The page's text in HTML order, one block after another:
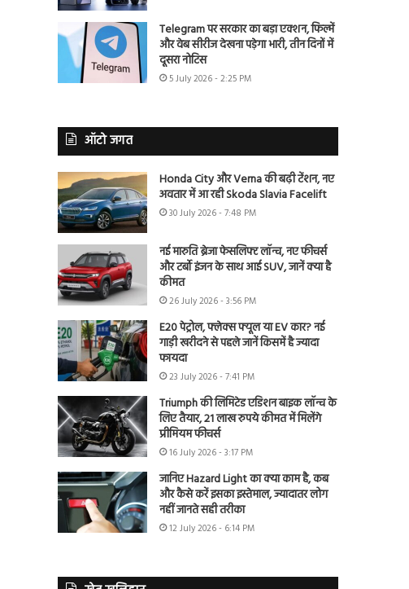
Telegram पर सरकार का बड़ा एक्शन, फिल्में
और वेब सीरीज देखना पड़ेगा भारी, तीन दिनों में
दूसरा नोटिस
5 July 2026 - 2:25 PM
ऑटो जगत
Honda City और Verna की बढ़ी टेंशन, नए
अवतार में आ रही Skoda Slavia Facelift
30 July 2026 - 7:48 PM
नई मारुति ब्रेजा फेसलिफ्ट लॉन्च, नए फीचर्स
और टर्बो इंजन के साथ आई SUV, जानें क्या है
कीमत
26 July 2026 - 3:56 PM
E20 पेट्रोल, फ्लेक्स फ्यूल या EV कार? नई
गाड़ी खरीदने से पहले जानें किसमें है ज्यादा
फायदा
23 July 2026 - 7:41 PM
Triumph की लिमिटेड एडिशन बाइक लॉन्च के
लिए तैयार, 21 लाख रुपये कीमत में मिलेंगे
प्रीमियम फीचर्स
16 July 2026 - 3:17 PM
जानिए Hazard Light का क्या काम है, कब
और कैसे करें इसका इस्तेमाल, ज्यादातर लोग
नहीं जानते सही तरीका
12 July 2026 - 6:14 PM